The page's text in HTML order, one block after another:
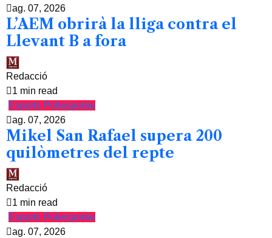
ag. 07, 2026
L’AEM obrirà la lliga contra el
Llevant B a fora
Redacció
1 min read
Esports Poliesportiu
ag. 07, 2026
Mikel San Rafael supera 200
quilòmetres del repte
Redacció
1 min read
Esports Poliesportiu
ag. 07, 2026